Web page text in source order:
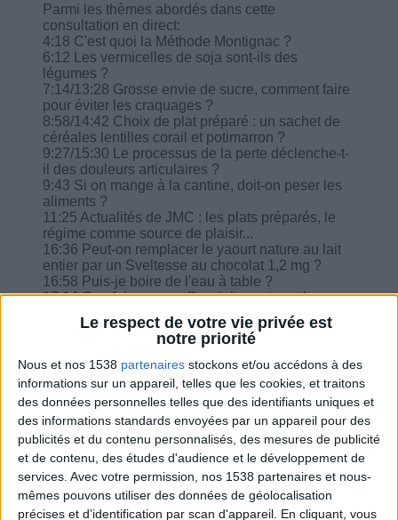
Le respect de votre vie privée est
notre priorité
Nous et nos 1538 partenaires stockons et/ou accédons à des
informations sur un appareil, telles que les cookies, et traitons
des données personnelles telles que des identifiants uniques et
des informations standards envoyées par un appareil pour des
publicités et du contenu personnalisés, des mesures de publicité
et de contenu, des études d'audience et le développement de
services. Avec votre permission, nos 1538 partenaires et nous-
mêmes pouvons utiliser des données de géolocalisation
précises et d’identification par scan d'appareil. En cliquant, vous
Parmi les thèmes abordés dans cette
consultation en direct:
4:18 C'est quoi la Méthode Montignac ?
6:12 Les vermicelles de soja sont-ils des
légumes ?
7:14/13:28 Grosse envie de sucre, comment faire
pour éviter les craquages ?
8:58/14:42 Choix de plat préparé : un sachet de
céréales lentilles corail et potimarron ?
9:27/15:30 Le processus de la perte déclenche-t-
il des douleurs articulaires ?
9:43 Si on mange à la cantine, doit-on peser les
aliments ?
11:25 Actualités de JMC : les plats préparés, le
régime comme source de plaisir...
16:36 Peut-on remplacer le yaourt nature au lait
entier par un Sveltesse au chocolat 1,2 mg ?
16:58 Puis-je boire de l'eau à table ?
17:14 Que faire pour raffermir le ventre et les
cuisses à part des abdominaux ?
Combien de kilos souhaitez-vous perdre ?
Moins de
5 kilos
De 5 à 10
Plus de
10 kilos